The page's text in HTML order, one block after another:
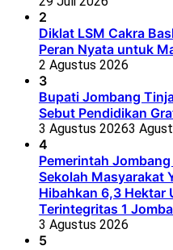
2
Diklat LSM Cakra
Peran Nyata untuk
2 Agustus 2026
3
Bupati Jombang
Sebut Pendidikan
3 Agustus 20263
4
Pemerintah
Sekolah Masyarakat
Hibahkan 6,3 Hektar
Terintegritas 1
3 Agustus 2026
5